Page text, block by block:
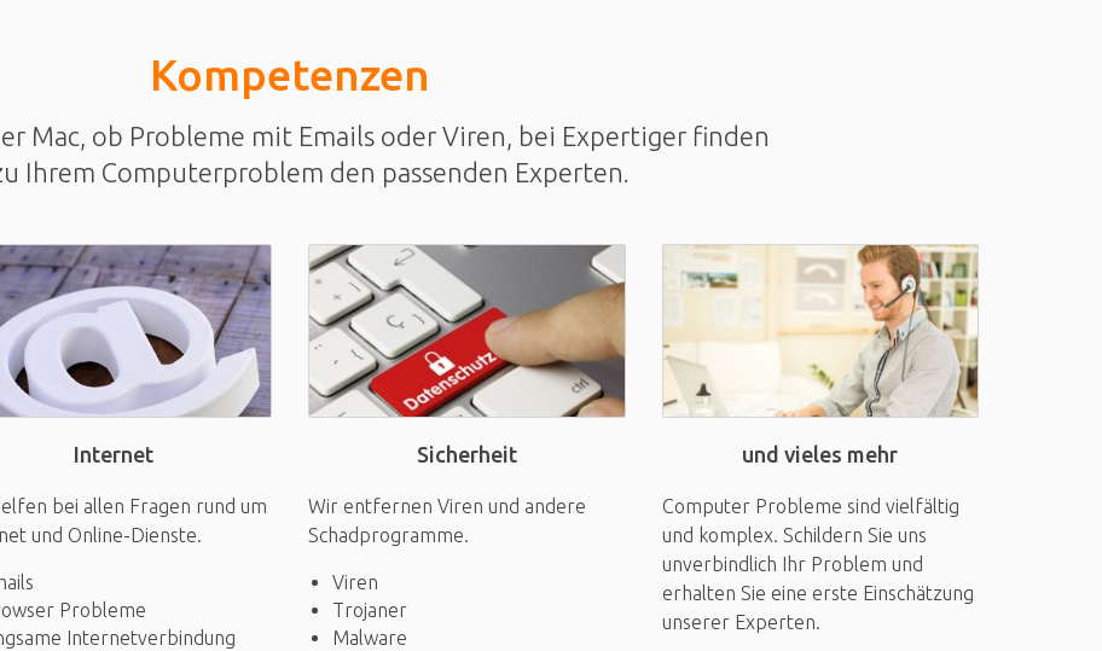
Kompetenzen
Mac, ob Probleme mit Emails oder Viren, bei Expertiger finden
Ihrem Computerproblem den passenden Experten.
Internet
bei allen Fragen rund um
und Online-Dienste.
Probleme
Internetverbindung
Sicherheit
Wir entfernen Viren und andere
Schadprogramme.
Viren
Trojaner
Malware
und vieles mehr
Computer Probleme sind vielfältig
und komplex. Schildern Sie uns
unverbindlich Ihr Problem und
erhalten Sie eine erste Einschätzung
unserer Experten.